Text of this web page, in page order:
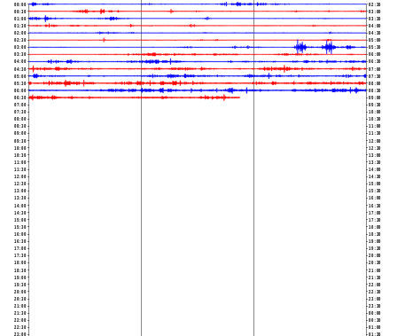
00:00
00:30
01:00
01:30
02:00
02:30
03:00
03:30
04:00
04:30
05:00
05:30
06:00
06:30
07:00
07:30
08:00
08:30
09:00
09:30
10:00
10:30
11:00
11:30
12:00
12:30
13:00
13:30
14:00
14:30
15:00
15:30
16:00
16:30
17:00
17:30
18:00
18:30
19:00
19:30
20:00
20:30
21:00
21:30
22:00
22:30
02:30
03:00
03:30
04:00
04:30
05:00
05:30
06:00
06:30
07:00
07:30
08:00
08:30
09:00
09:30
10:00
10:30
11:00
11:30
12:00
12:30
13:00
13:30
14:00
14:30
15:00
15:30
16:00
16:30
17:00
17:30
18:00
18:30
19:00
19:30
20:00
20:30
21:00
21:30
22:00
22:30
23:00
23:30
00:00
00:30
01:00